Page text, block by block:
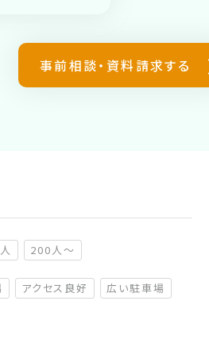
事前相談・資料請求する
（非推奨）
200人～
（非推奨）
（非対応）
アクセス良好
（非対応）
広い駐車場
（非対応）